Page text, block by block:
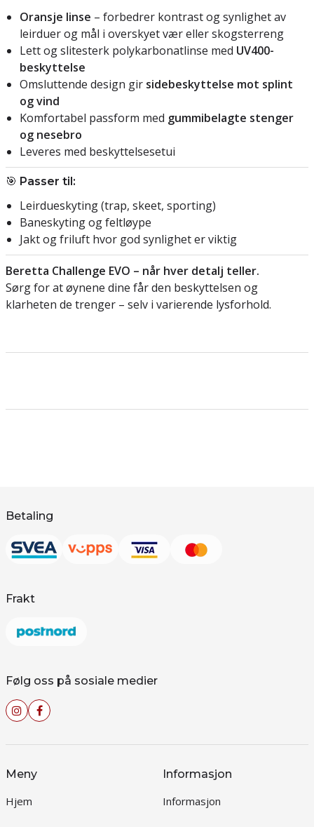
Oransje linse – forbedrer kontrast og synlighet av
leirduer og mål i overskyet vær eller skogsterreng
Lett og slitesterk polykarbonatlinse med UV400-
beskyttelse
Omsluttende design gir sidebeskyttelse mot splint
og vind
Komfortabel passform med gummibelagte stenger
og nesebro
Leveres med beskyttelsesetui
🎯 Passer til:
Leirdueskyting (trap, skeet, sporting)
Baneskyting og feltløype
Jakt og friluft hvor god synlighet er viktig
Beretta Challenge EVO – når hver detalj teller.
Sørg for at øynene dine får den beskyttelsen og
klarheten de trenger – selv i varierende lysforhold.
Betaling
Frakt
Følg oss på sosiale medier
Meny
Hjem
Informasjon
Informasjon